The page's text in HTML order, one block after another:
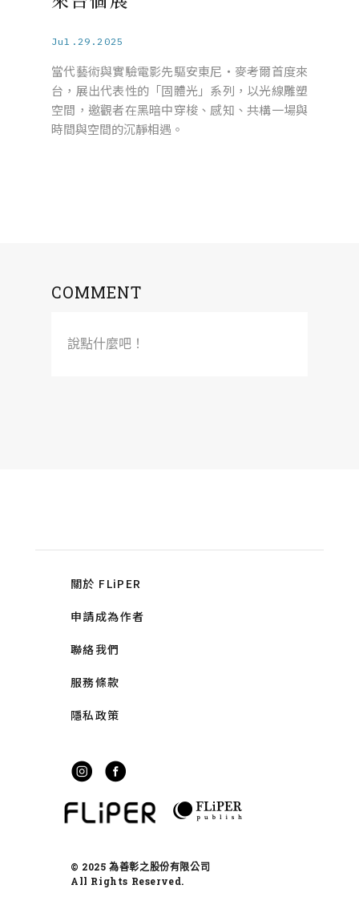
Jul.29.2025
當代藝術與實驗電影先驅安東尼・麥考爾首度來
台，展出代表性的「固體光」系列，以光線雕塑
空間，邀觀者在黑暗中穿梭、感知、共構一場與
時間與空間的沉靜相遇。
COMMENT
說點什麼吧！
關於 FLiPER
申請成為作者
聯絡我們
服務條款
隱私政策
© 2025 為善彰之股份有限公司
All Rights Reserved.